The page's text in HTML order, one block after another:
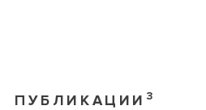
ПУБЛИКАЦИИ 3